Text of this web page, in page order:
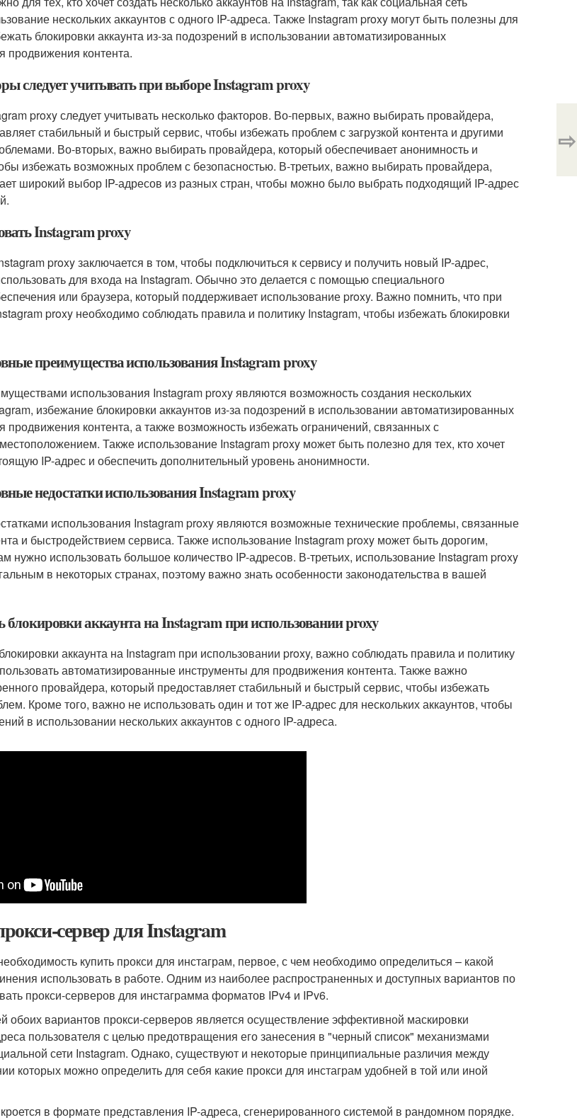
нескольких аккаунтов с одного IP-адреса. Также Instagram proxy могут быть полезны для
блокировки аккаунта из-за подозрений в использовании автоматизированных
продвижения контента.
следует учитывать при выборе Instagram proxy
proxy следует учитывать несколько факторов. Во-первых, важно выбирать провайдера,
стабильный и быстрый сервис, чтобы избежать проблем с загрузкой контента и другими
Во-вторых, важно выбирать провайдера, который обеспечивает анонимность и
избежать возможных проблем с безопасностью. В-третьих, важно выбирать провайдера,
широкий выбор IP-адресов из разных стран, чтобы можно было выбрать подходящий IP-адрес
Instagram proxy
proxy заключается в том, чтобы подключиться к сервису и получить новый IP-адрес,
для входа на Instagram. Обычно это делается с помощью специального
или браузера, который поддерживает использование proxy. Важно помнить, что при
proxy необходимо соблюдать правила и политику Instagram, чтобы избежать блокировки
преимущества использования Instagram proxy
использования Instagram proxy являются возможность создания нескольких
избежание блокировки аккаунтов из-за подозрений в использовании автоматизированных
продвижения контента, а также возможность избежать ограничений, связанных с
Также использование Instagram proxy может быть полезно для тех, кто хочет
IP-адрес и обеспечить дополнительный уровень анонимности.
недостатки использования Instagram proxy
использования Instagram proxy являются возможные технические проблемы, связанные
и быстродействием сервиса. Также использование Instagram proxy может быть дорогим,
нужно использовать большое количество IP-адресов. В-третьих, использование Instagram proxy
в некоторых странах, поэтому важно знать особенности законодательства в вашей
блокировки аккаунта на Instagram при использовании proxy
аккаунта на Instagram при использовании proxy, важно соблюдать правила и политику
автоматизированные инструменты для продвижения контента. Также важно
провайдера, который предоставляет стабильный и быстрый сервис, чтобы избежать
Кроме того, важно не использовать один и тот же IP-адрес для нескольких аккаунтов, чтобы
в использовании нескольких аккаунтов с одного IP-адреса.
сервер для Instagram
купить прокси для инстаграм, первое, с чем необходимо определиться – какой
использовать в работе. Одним из наиболее распространенных и доступных вариантов по
прокси-серверов для инстаграмма форматов IPv4 и IPv6.
обоих вариантов прокси-серверов является осуществление эффективной маскировки
пользователя с целью предотвращения его занесения в "черный список" механизмами
сети Instagram. Однако, существуют и некоторые принципиальные различия между
которых можно определить для себя какие прокси для инстаграм удобней в той или иной
в формате представления IP-адреса, сгенерированного системой в рандомном порядке.
⇨